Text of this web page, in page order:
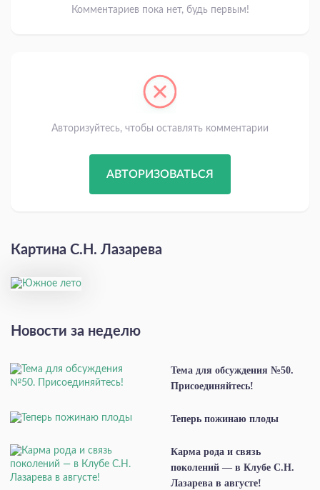
Комментариев пока нет, будь первым!
Авторизуйтесь, чтобы оставлять комментарии
АВТОРИЗОВАТЬСЯ
Картина С.Н. Лазарева
Новости за неделю
Тема для обсуждения №50.
Присоединяйтесь!
Теперь пожинаю плоды
Карма рода и связь
поколений — в Клубе С.Н.
Лазарева в августе!